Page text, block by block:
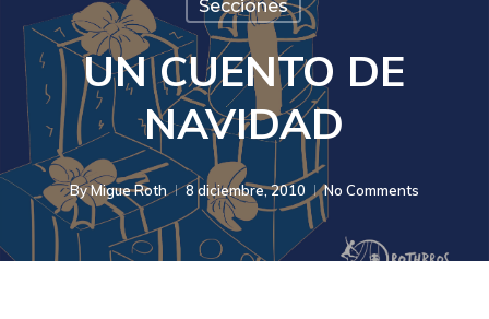
Secciones
UN CUENTO DE
NAVIDAD
ByMigue Roth 8 diciembre, 2010 No Comments